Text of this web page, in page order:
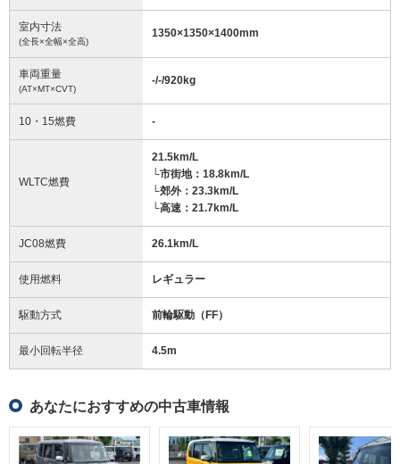
室内寸法
(全長×全幅×全高)
1350×1350×1400mm
車両重量
(AT×MT×CVT)
-/-/920kg
10・15燃費 -
WLTC燃費
21.5km/L
└市街地：18.8km/L
└郊外：23.3km/L
└高速：21.7km/L
JC08燃費 26.1km/L
使用燃料 レギュラー
駆動方式 前輪駆動（FF）
最小回転半径 4.5m
あなたにおすすめの中古車情報